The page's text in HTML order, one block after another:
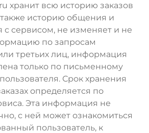
хранит всю историю заказов
также историю общения и
с сервисом, не изменяет и не
по запросам
третьих лиц, информация
только по письменному
Срок хранения
определяется по
Эта информация не
с ней может ознакомиться
пользователь, к